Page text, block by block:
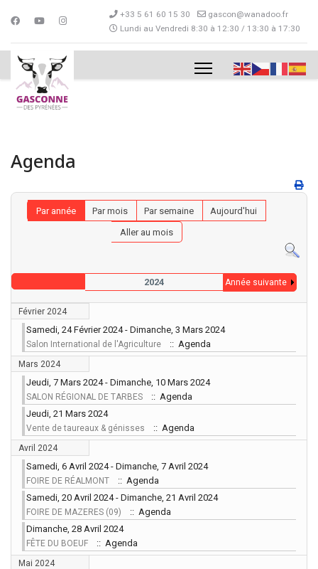
+33 5 61 60 15 30
gascon@wanadoo.fr
Lundi au Vendredi 8:30 à 12:30 / 13:30 à 17:30
Agenda
Par année Par mois Par semaine
Aujourd'hui
Aller au mois
2024 Année suivante
Février 2024
Samedi, 24 Février 2024 - Dimanche, 3 Mars 2024
Salon International de l'Agriculture :: Agenda
Mars 2024
Jeudi, 7 Mars 2024 - Dimanche, 10 Mars 2024
SALON RÉGIONAL DE TARBES
:: Agenda
Jeudi, 21 Mars 2024
Vente de taureaux & génisses :: Agenda
Avril 2024
Samedi, 6 Avril 2024 - Dimanche, 7 Avril 2024
FOIRE DE RÉALMONT
:: Agenda
Samedi, 20 Avril 2024 - Dimanche, 21 Avril 2024
FOIRE DE MAZERES (09)
:: Agenda
Dimanche, 28 Avril 2024
FÊTE DU BOEUF :: Agenda
Mai 2024